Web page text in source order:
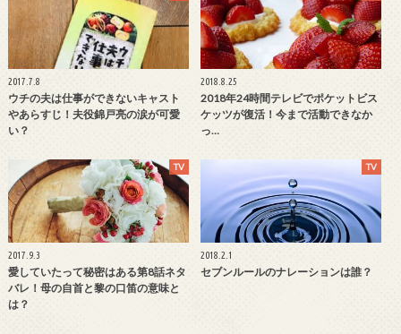
2017.7.8
ウチの夫は仕事ができないキャスト
やあらすじ！夫役錦戸亮の涙が可愛
い？
2018.8.25
2018年24時間テレビでポケットビス
ケッツが復活！今まで活動できなか
っ…
TV
2017.9.3
愛していたって秘密はある第8話ネタ
バレ！母の自首と黎の口笛の意味と
は？
TV
2018.2.1
セブンルールのナレーションは誰？